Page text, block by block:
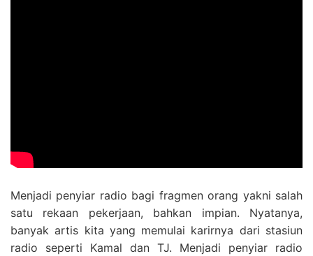
Menjadi penyiar radio bagi fragmen orang yakni salah
satu rekaan pekerjaan, bahkan impian. Nyatanya,
banyak artis kita yang memulai karirnya dari stasiun
radio seperti Kamal dan TJ. Menjadi penyiar radio